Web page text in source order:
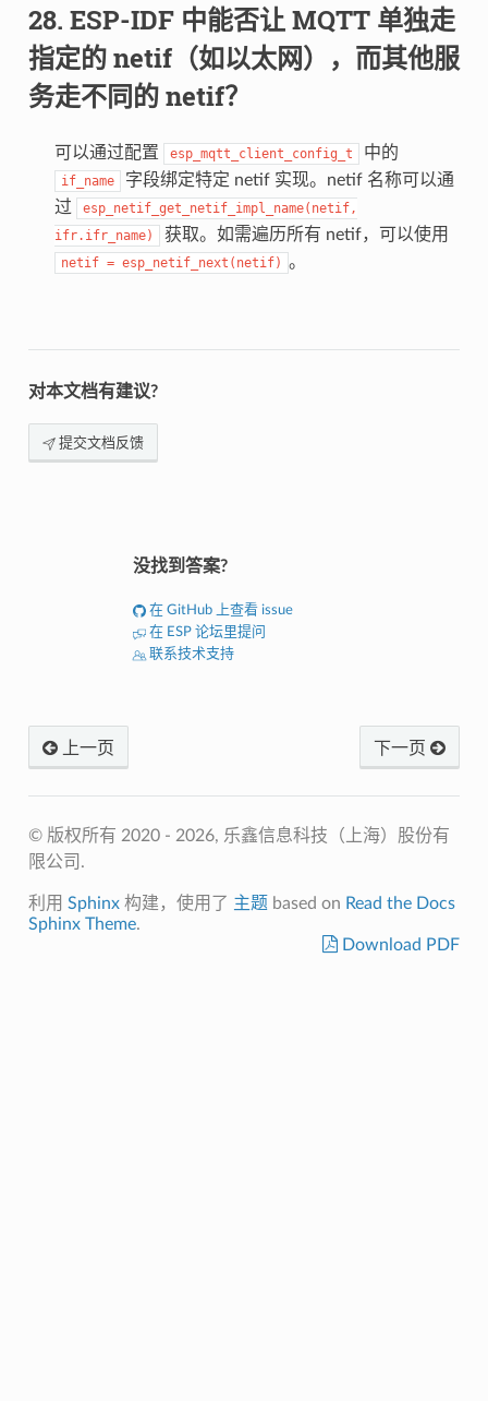
ESP-IDF 中能否让 MQTT 单独走
指定的 netif（如以太网），而其他服
务走不同的 netif？
可以通过配置 esp_mqtt_client_config_t 中的
if_name
字段绑定特定 netif 实现。netif 名称可以通
过
esp_netif_get_netif_impl_name(netif,
ifr.ifr_name)
获取。如需遍历所有 netif，可以使用
netif = esp_netif_next(netif) 。
对本文档有建议?
提交文档反馈
没找到答案?
在 GitHub 上查看 issue
在 ESP 论坛里提问
联系技术支持
上一页 下一页
© 版权所有 2020 - 2026, 乐鑫信息科技（上海）股份有
限公司.
利用 Sphinx构建，使用了 主题 based on Read the Docs
Sphinx Theme.
Download PDF